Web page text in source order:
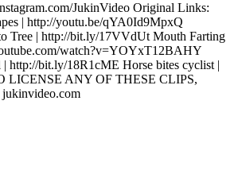
JukinVideo Original Links:
| http://youtu.be/qYA0Id9MpxQ
Tree | http://bit.ly/17VVdUt Mouth Farting
watch?v=YOYxT12BAHY
http://bit.ly/18R1cME Horse bites cyclist |
LICENSE ANY OF THESE CLIPS,